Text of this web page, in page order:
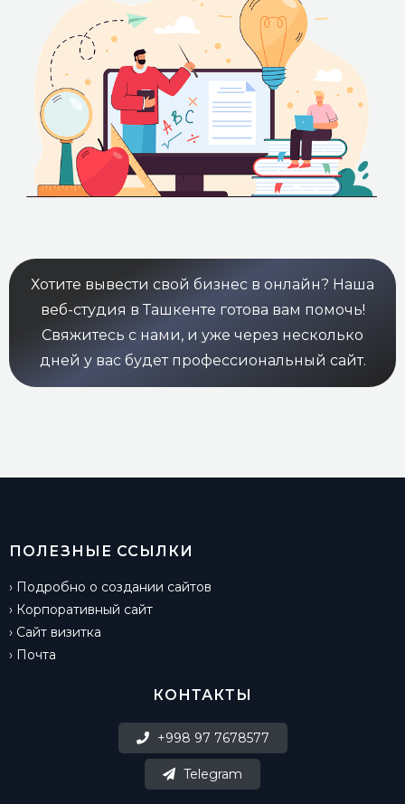
Хотите вывести свой бизнес в онлайн? Наша
веб-студия в Ташкенте готова вам помочь!
Свяжитесь с нами, и уже через несколько
дней у вас будет профессиональный сайт.
ПОЛЕЗНЫЕ ССЫЛКИ
› Подробно о создании сайтов
› Корпоративный сайт
› Сайт визитка
› Почта
КОНТАКТЫ
+998 97 7678577
Telegram